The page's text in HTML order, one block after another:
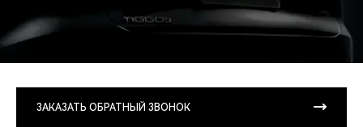
ЗАКАЗАТЬ ОБРАТНЫЙ ЗВОНОК